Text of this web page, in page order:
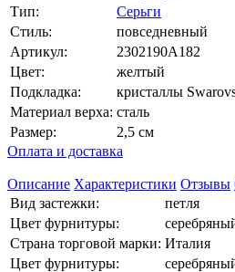
Тип:
Cерьги
Стиль:
повседневный
Артикул:
2302190A182
Цвет:
желтый
Подкладка:
кристаллы
Материал верха: сталь
Размер:
2,5 см
Оплата и доставка
Описание Характеристики Отзывы
Вид застежки:
петля
Цвет фурнитуры:
Страна торговой марки: Италия
Цвет фурнитуры: